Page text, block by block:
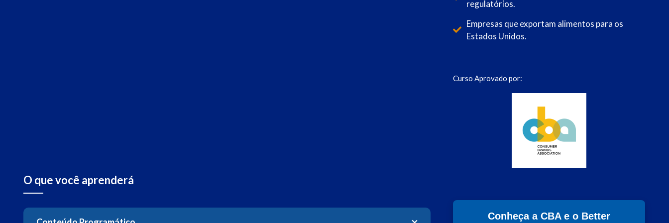
O que você aprenderá
regulatórios.
Empresas que exportam alimentos para os
Estados Unidos.
Curso Aprovado por:
Conheça a CBA e o Better